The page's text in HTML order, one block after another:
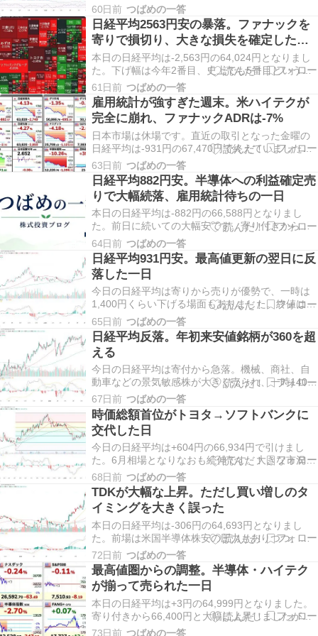
4営業日ぶりの反発であると同時に、戻しの強さが
目立つ一日でした。前日の米半導体株高を引き継
いだ買い戻しに、自律反発狙いの買いも重なり、
上げ幅は一時1,400円を超えました。…
60日前 つばめの一答
日経平均2563円安の暴落。ファナックを
寄りで損切り、大きな損失を確定した一
日
本日の日経平均は-2,563円の64,024円となりまし
た。下げ幅は今年2番目、史上でも5番目という大
きさで、3日続落となりました。週末の米雇用統計
をきっかけにした米ハイテク株の急落をそのまま
引き継ぐ形で、急落は免れない一日でした。前回
の記事で「週明けは覚悟が要る」と書きました…
61日前 つばめの一答
雇用統計が強すぎた週末。米ハイテクが
完全に崩れ、ファナックADRは-7%
日本市場は休場です。直近の取引となった金曜の
日経平均は-931円の67,470円で終えていました
が、その晩のニューヨーク市場で雇用統計をきっ
かけに米ハイテク株が大きく崩れました。週明け
の東京市場が気になる週末となりましたので、休
場日ではありますが米国市場・先物・保有銘柄の
ADR…
63日前 つばめの一答
日経平均882円安。半導体への利益確定売
りで大幅続落、雇用統計待ちの一日
本日の日経平均は-882円の66,588円となりまし
た。前日に続いての大幅安です。寄り付きから売
りが優勢で、一時は1,600円あまり下げる場面もあ
りましたが、売り一巡後は下値に買いが入り、後
場にかけて下げ渋りました。指数は大きく下げた
ものの、プライム市場では7割強の銘柄が上昇し…
64日前 つばめの一答
日経平均931円安。最高値更新の翌日に反
落した一日
今日の日経平均は寄りから売りが優勢で、一時は
1,400円くらい下げる場面もありました。終値は前
日比-931円の67,470円。前日に最高値を更新しま
したが、本日は下落となりました。 米ブロードコ
ムの決算 日経平均終値931円安、スピード調整 米
ブロードコム決算が冷や水 反落のき…
65日前 つばめの一答
日経平均反落。年初来安値銘柄が360を超
える
今日の日経平均は寄付から急落。機械、商社、自
動車などの景気敏感株が大きく売られ、一時1400
円近く下げました。午後には先物主導の買い戻
し、原油高の落ち着きなどで-200円の66,734円で
引けました。 昨日の日経最高値更新＋中東情勢不
安の影響で利益確定が多く入ったのかなと思い
ま…
67日前 つばめの一答
時価総額首位がトヨタ→ソフトバンクに
交代した日
今日の日経平均は+604円の66,934円で引けまし
た。6月相場となりなおも続伸です。大きな市況の
材料となるニュースは特になく、半導体、MLCC
が順調に上昇しています。 ただし、プライム値上
がり銘柄数425、値下がり銘柄数1,115と、多くの
銘柄が下落となりました。持たざる者の…
68日前 つばめの一答
TDKが大幅な上昇。ただし買い増しのタ
イミングを大きく誤った
本日の日経平均は-306円の64,693円となりまし
た。前場は米国半導体株安の圧力もありつつ、売
りをこなして底堅く推移していましたが、後場に
なると急落。アメリカのイランへの攻撃が報道さ
れリスクオフの流れとなりました。 米軍、イラン
軍事施設に新たな攻撃 無人機4機も撃墜＝当局者
…
72日前 つばめの一答
最高値圏からの調整。半導体・ハイテク
が揃って売られた一日
本日の日経平均は+3円の64,999円となりました。
寄り付きから66,400円と大幅に上昇しましたが、
その後は値嵩株が軒並み売られました。 SBG
73日前 つばめの一答